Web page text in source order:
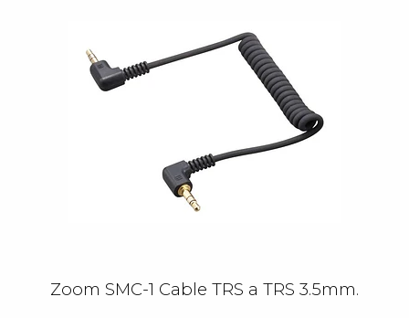
Zoom SMC-1 Cable TRS a TRS 3.5mm.